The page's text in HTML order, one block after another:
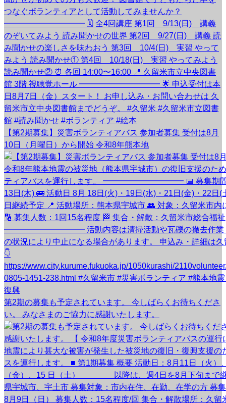
【第2期募集】災害ボランティアバス 参加者募集 受付は8月
10日（月曜日）から開始 令和8年熊本地
第2期の募集も予定されています。 今しばらくお待ちくださ
い。 みなさまのご協力に感謝いたします。